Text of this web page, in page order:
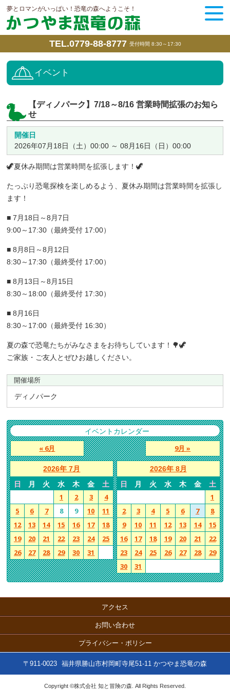
夢とロマンがいっぱい！恐竜の森へようこそ！
TEL.0779-88-8777 受付時間 8:30～17:30
イベント
【ディノパーク】7/18～8/16 営業時間拡張のお知ら
せ
開催日
2026年07月18日（土）00:00 ～ 08月16日（日）00:00
🦖夏休み期間は営業時間を拡張します！🦖
たっぷり恐竜探検を楽しめるよう、夏休み期間は営業時間を拡張し
ます！
■ 7月18日～8月7日
9:00～17:30（最終受付 17:00）
■ 8月8日～8月12日
8:30～17:30（最終受付 17:00）
■ 8月13日～8月15日
8:30～18:00（最終受付 17:30）
■ 8月16日
8:30～17:00（最終受付 16:30）
夏の森で恐竜たちがみなさまをお待ちしています！🌳🦖
ご家族・ご友人とぜひお越しください。
開催場所
ディノパーク
イベントカレンダー
« 6月 9月 »
2026年 7月
日
月 火 水 木 金 土
1 2 3
4
5
6 7 8 9 10
11
12
13 14 15 16 17
18
19
20 21 22 23 24
25
26
27 28 29 30 31
2026年 8月
日
月 火 水 木 金 土
1
2
3 4 5 6 7
8
9
10 11 12 13 14
15
16
17 18 19 20 21
22
23
24 25 26 27 28
29
30
31
アクセス
お問い合わせ
プライバシー・ポリシー
〒911-0023 福井県勝山市村岡町寺尾51-11 かつやま恐竜の森
Copyright ©株式会社 知と冒険の森. All Rights Reserved.